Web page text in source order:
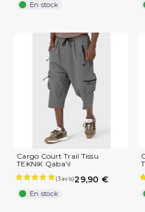
(2 avis)
En stock
Cargo Court Trail Tissu
TEKNIK Qaba'il
29,90 €
En stock